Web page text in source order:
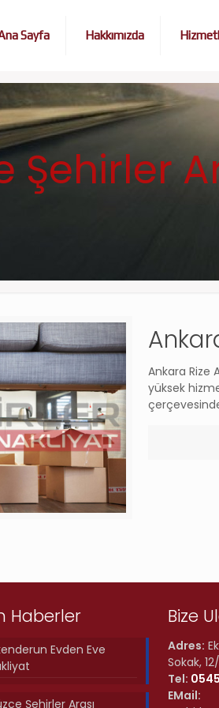
Sayfa Hakkımızda
Şehirler
Ankara Rize
yüksek
Haberler
Evden Eve
Şehirler Arası
Bize
Adres:
Sokak,
Tel:
EMail: